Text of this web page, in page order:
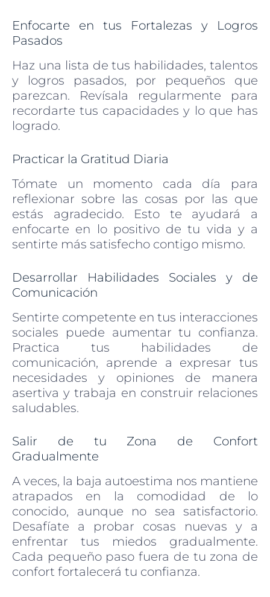
Enfocarte en tus Fortalezas y Logros
Pasados
Haz una lista de tus habilidades, talentos
y logros pasados, por pequeños que
parezcan. Revísala regularmente para
recordarte tus capacidades y lo que has
logrado.
Practicar la Gratitud Diaria
Tómate un momento cada día para
reflexionar sobre las cosas por las que
estás agradecido. Esto te ayudará a
enfocarte en lo positivo de tu vida y a
sentirte más satisfecho contigo mismo.
Desarrollar Habilidades Sociales y de
Comunicación
Sentirte competente en tus interacciones
sociales puede aumentar tu confianza.
Practica tus habilidades de
comunicación, aprende a expresar tus
necesidades y opiniones de manera
asertiva y trabaja en construir relaciones
saludables.
Salir de tu Zona de Confort
Gradualmente
A veces, la baja autoestima nos mantiene
atrapados en la comodidad de lo
conocido, aunque no sea satisfactorio.
Desafíate a probar cosas nuevas y a
enfrentar tus miedos gradualmente.
Cada pequeño paso fuera de tu zona de
confort fortalecerá tu confianza.